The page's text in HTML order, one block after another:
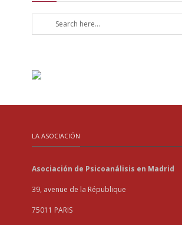
LA ASOCIACIÓN
Asociación de Psicoanálisis en Madrid
39, avenue de la République
75011 PARIS